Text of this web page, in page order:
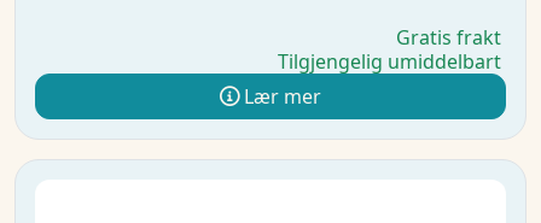
Gratis frakt
Tilgjengelig umiddelbart
Lær mer